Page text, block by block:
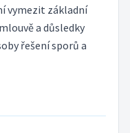
vymezit základní
a důsledky
řešení sporů a